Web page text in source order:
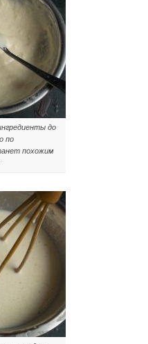
до
по
похожим